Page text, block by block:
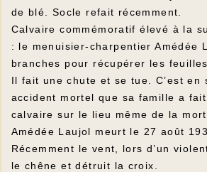
de blé. Socle refait récemment.
Calvaire commémoratif élevé à la
: le menuisier-charpentier Amédée
branches pour récupérer les
Il fait une chute et se tue. C’est en
accident mortel que sa famille a
calvaire sur le lieu même de la mort
Amédée Laujol meurt le 27 août
Récemment le vent, lors d’un
le chêne et détruit la croix.